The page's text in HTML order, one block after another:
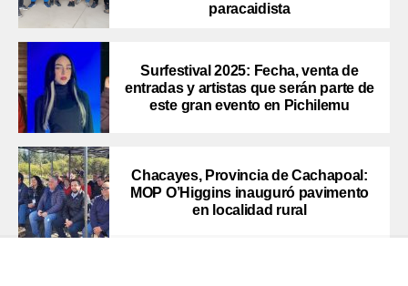
paracaidista
Surfestival 2025: Fecha, venta de
entradas y artistas que serán parte de
este gran evento en Pichilemu
Chacayes, Provincia de Cachapoal:
MOP O’Higgins inauguró pavimento
en localidad rural